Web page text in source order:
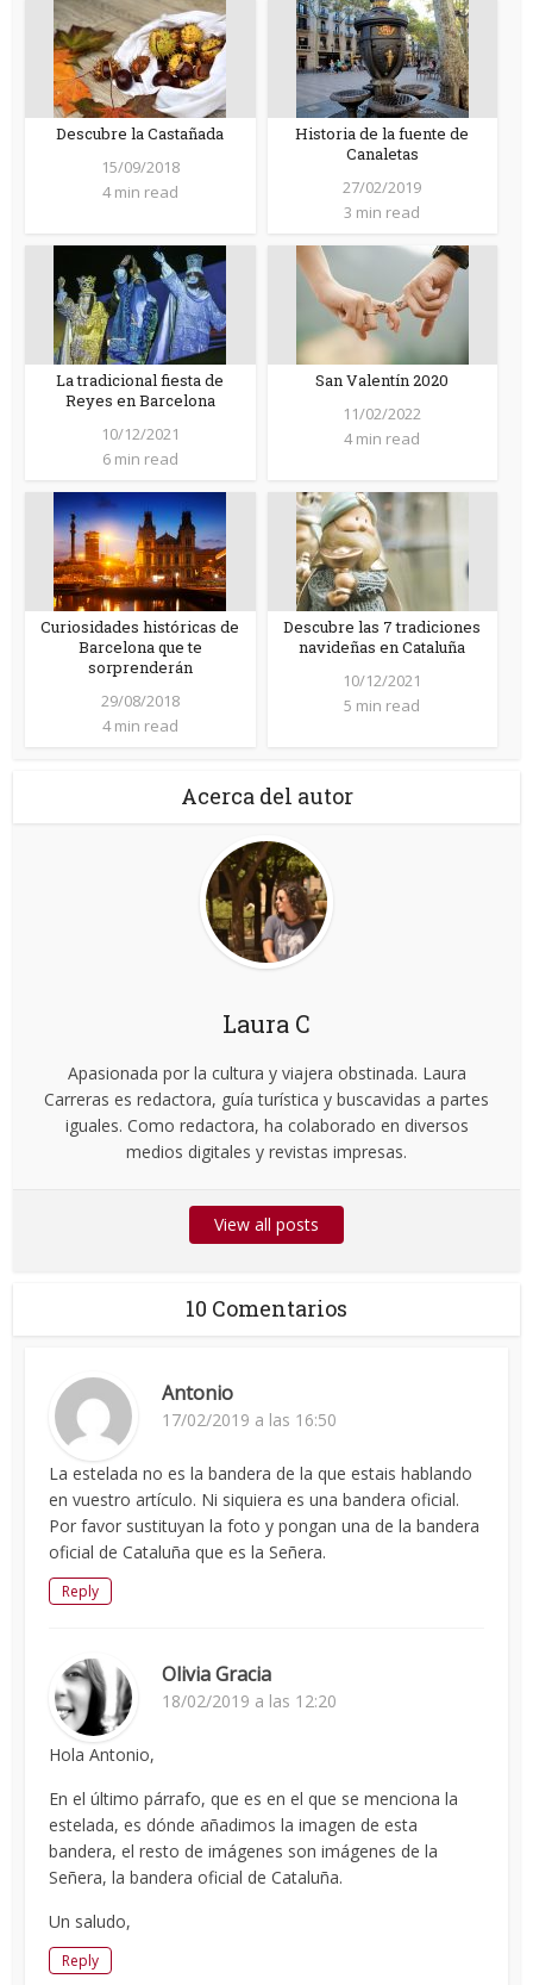
Descubre la Castañada
15/09/2018
4 min read
Historia de la fuente de
Canaletas
27/02/2019
3 min read
La tradicional fiesta de
Reyes en Barcelona
10/12/2021
6 min read
San Valentín 2020
11/02/2022
4 min read
Curiosidades históricas de
Barcelona que te
sorprenderán
29/08/2018
4 min read
Descubre las 7 tradiciones
navideñas en Cataluña
10/12/2021
5 min read
Acerca del autor
Laura C
Apasionada por la cultura y viajera obstinada. Laura
Carreras es redactora, guía turística y buscavidas a partes
iguales. Como redactora, ha colaborado en diversos
medios digitales y revistas impresas.
View all posts
10 Comentarios
Antonio
17/02/2019 a las 16:50
La estelada no es la bandera de la que estais hablando
en vuestro artículo. Ni siquiera es una bandera oficial.
Por favor sustituyan la foto y pongan una de la bandera
oficial de Cataluña que es la Señera.
Reply
Olivia Gracia
18/02/2019 a las 12:20
Hola Antonio,
En el último párrafo, que es en el que se menciona la
estelada, es dónde añadimos la imagen de esta
bandera, el resto de imágenes son imágenes de la
Señera, la bandera oficial de Cataluña.
Un saludo,
Reply